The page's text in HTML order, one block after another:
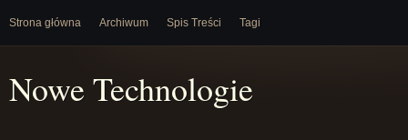
Strona główna Archiwum Spis Treści Tagi
Nowe Technologie